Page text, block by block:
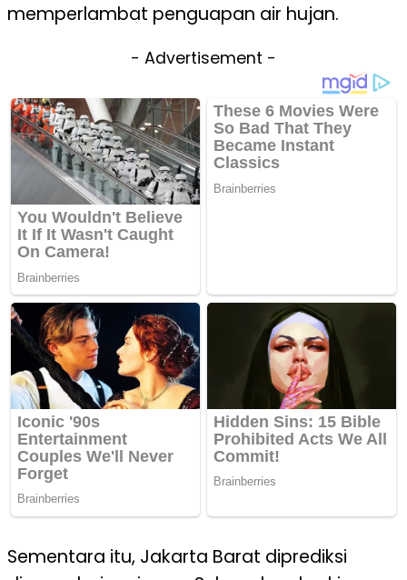
memperlambat penguapan air hujan.
- Advertisement -
Sementara itu, Jakarta Barat diprediksi